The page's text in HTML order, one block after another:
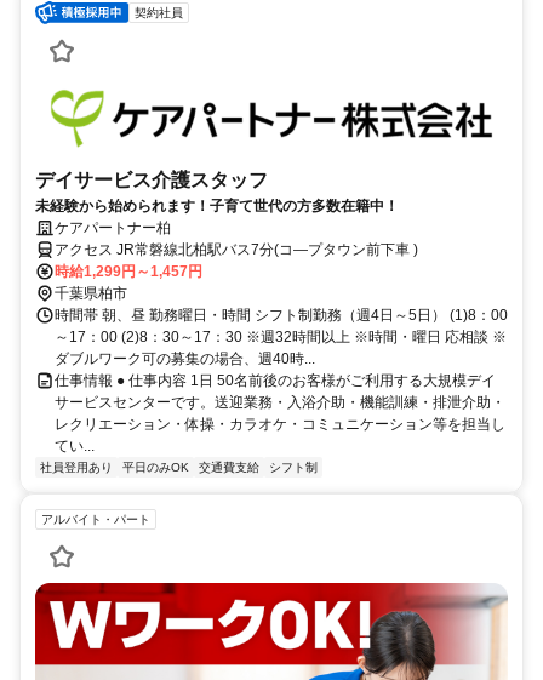
契約社員
デイサービス介護スタッフ
未経験から始められます！子育て世代の方多数在籍中！
ケアパートナー柏
アクセス JR常磐線北柏駅バス7分(コ―プタウン前下車 )
時給1,299円～1,457円
千葉県柏市
時間帯 朝、昼 勤務曜日・時間 シフト制勤務（週4日～5日） (1)8：00
～17：00 (2)8：30～17：30 ※週32時間以上 ※時間・曜日 応相談 ※
ダブルワーク可の募集の場合、週40時...
仕事情報 ● 仕事内容 1日 50名前後のお客様がご利用する大規模デイ
サービスセンターです。送迎業務・入浴介助・機能訓練・排泄介助・
レクリエーション・体操・カラオケ・コミュニケーション等を担当し
てい...
社員登用あり 平日のみOK 交通費支給 シフト制
アルバイト・パート